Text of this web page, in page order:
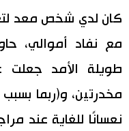
كان لدي شخص معد
مع نفاد أموالي،
طويلة الأمد جعلت
مخدرتين، و(ربما
نعسانًا للغاية عند